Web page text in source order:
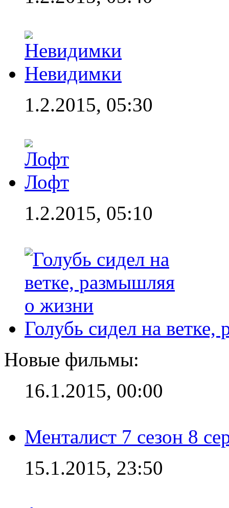
Невидимки
1.2.2015, 05:30
Лофт
1.2.2015, 05:10
Голубь сидел на
Новые фильмы:
16.1.2015, 00:00
Менталист 7 сезон 8
15.1.2015, 23:50